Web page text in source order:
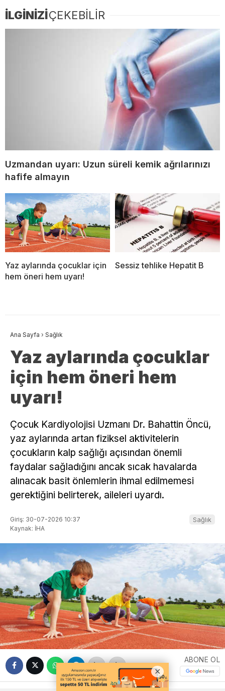
İLGİNİZİÇEKEBİLİR
Uzmandan uyarı: Uzun süreli kemik ağrılarınızı
hafife almayın
Yaz aylarında çocuklar için
hem öneri hem uyarı!
Sessiz tehlike Hepatit B
Ana Sayfa › Sağlık
Yaz aylarında çocuklar
için hem öneri hem
uyarı!
Çocuk Kardiyolojisi Uzmanı Dr. Bahattin Öncü,
yaz aylarında artan fiziksel aktivitelerin
çocukların kalp sağlığı açısından önemli
faydalar sağladığını ancak sıcak havalarda
alınacak basit önlemlerin ihmal edilmemesi
gerektiğini belirterek, aileleri uyardı.
Giriş: 30-07-2026 10:37
Kaynak: İHA
Sağlık
+ -
ABONE OL